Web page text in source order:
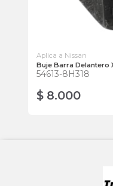
Aplica a Nissan
Buje Barra Delantero
54613-8H318
$ 8.000